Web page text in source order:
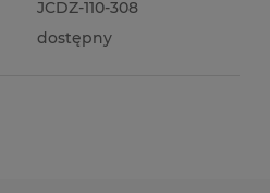
JCDZ-110-308
dostępny